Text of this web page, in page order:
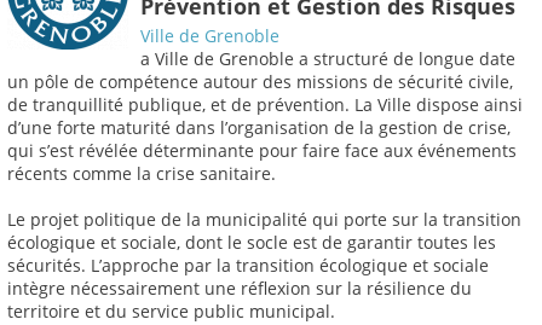
Ville de Grenoble
a Ville de Grenoble a structuré de longue date
un pôle de compétence autour des missions de sécurité civile,
de tranquillité publique, et de prévention. La Ville dispose ainsi
d’une forte maturité dans l’organisation de la gestion de crise,
qui s’est révélée déterminante pour faire face aux événements
récents comme la crise sanitaire.
Le projet politique de la municipalité qui porte sur la transition
écologique et sociale, dont le socle est de garantir toutes les
sécurités. L’approche par la transition écologique et sociale
intègre nécessairement une réflexion sur la résilience du
territoire et du service public municipal.